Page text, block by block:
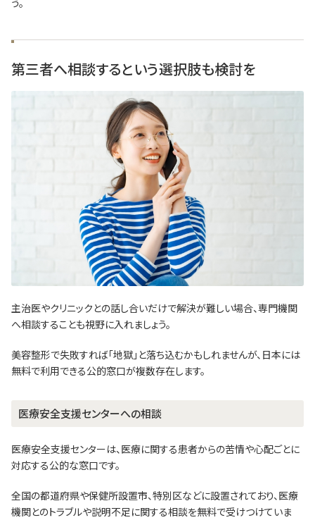
第三者へ相談するという選択肢も検討を
主治医やクリニックとの話し合いだけで解決が難しい場合、専門機関
へ相談することも視野に入れましょう。
美容整形で失敗すれば「地獄」と落ち込むかもしれませんが、日本には
無料で利用できる公的窓口が複数存在します。
医療安全支援センターへの相談
医療安全支援センターは、医療に関する患者からの苦情や心配ごとに
対応する公的な窓口です。
全国の都道府県や保健所設置市、特別区などに設置されており、医療
機関とのトラブルや説明不足に関する相談を無料で受けつけていま